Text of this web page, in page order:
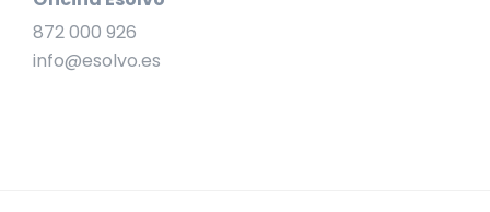
872 000 926
info@esolvo.es